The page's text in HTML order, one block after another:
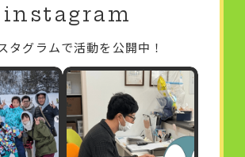
instagram
タグラムで活動を公開中！